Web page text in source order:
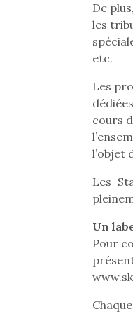
De
les
etc.
Les
cours
l’objet
Les
Un
Pour